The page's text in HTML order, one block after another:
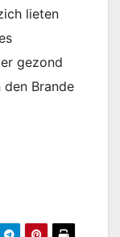
lieten
gezond
den Brande